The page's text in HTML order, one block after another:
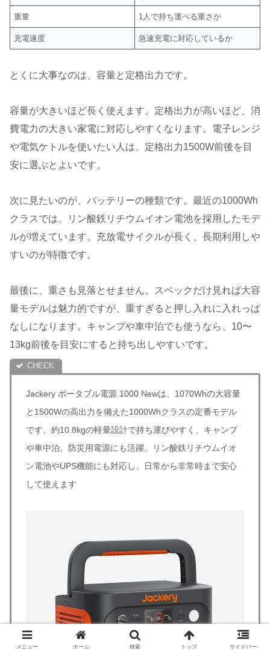
重量 1人で持ち運べる重さか
充電速度 急速充電に対応しているか
とくに大事なのは、容量と定格出力です。
容量が大きいほど長く使えます。定格出力が高いほど、消
費電力の大きい家電に対応しやすくなります。電子レンジ
や電気ケトルを使いたい人は、定格出力1500W前後を目
安に選ぶとよいです。
次に見たいのが、バッテリーの種類です。最近の1000Wh
クラスでは、リン酸鉄リチウムイオン電池を採用したモデ
ルが増えています。充放電サイクルが長く、長期利用しや
すいのが特徴です。
最後に、重さも見落とせません。スペックだけ見れば大容
量モデルは魅力的ですが、重すぎると押し入れに入れっぱ
なしになります。キャンプや車中泊でも使うなら、10〜
13kg前後を目安にすると持ち出しやすいです。
Jackery ポータブル電源 1000 Newは、1070Whの大容量
と1500Wの高出力を備えた1000Whクラスの定番モデル
です。約10.8kgの軽量設計で持ち運びやすく、キャンプ
や車中泊、防災用電源にも活躍。リン酸鉄リチウムイオ
ン電池やUPS機能にも対応し、日常から非常時まで安心
して使えます
メニュー ホーム 検索 トップ サイドバー